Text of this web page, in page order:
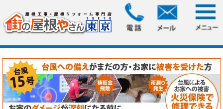
> 江東区東砂でニチハのパミールの屋根材を
使用したお住まいを点検.....